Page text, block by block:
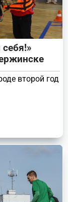
второй год